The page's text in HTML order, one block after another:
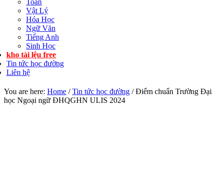
Toán
Vật Lý
Hóa Học
Ngữ Văn
Tiếng Anh
Sinh Học
kho tài lệu free
Tin tức học đường
Liên hệ
You are here: Home / Tin tức học đường /Điểm chuẩn Trường Đại
học Ngoại ngữ ĐHQGHN ULIS 2024